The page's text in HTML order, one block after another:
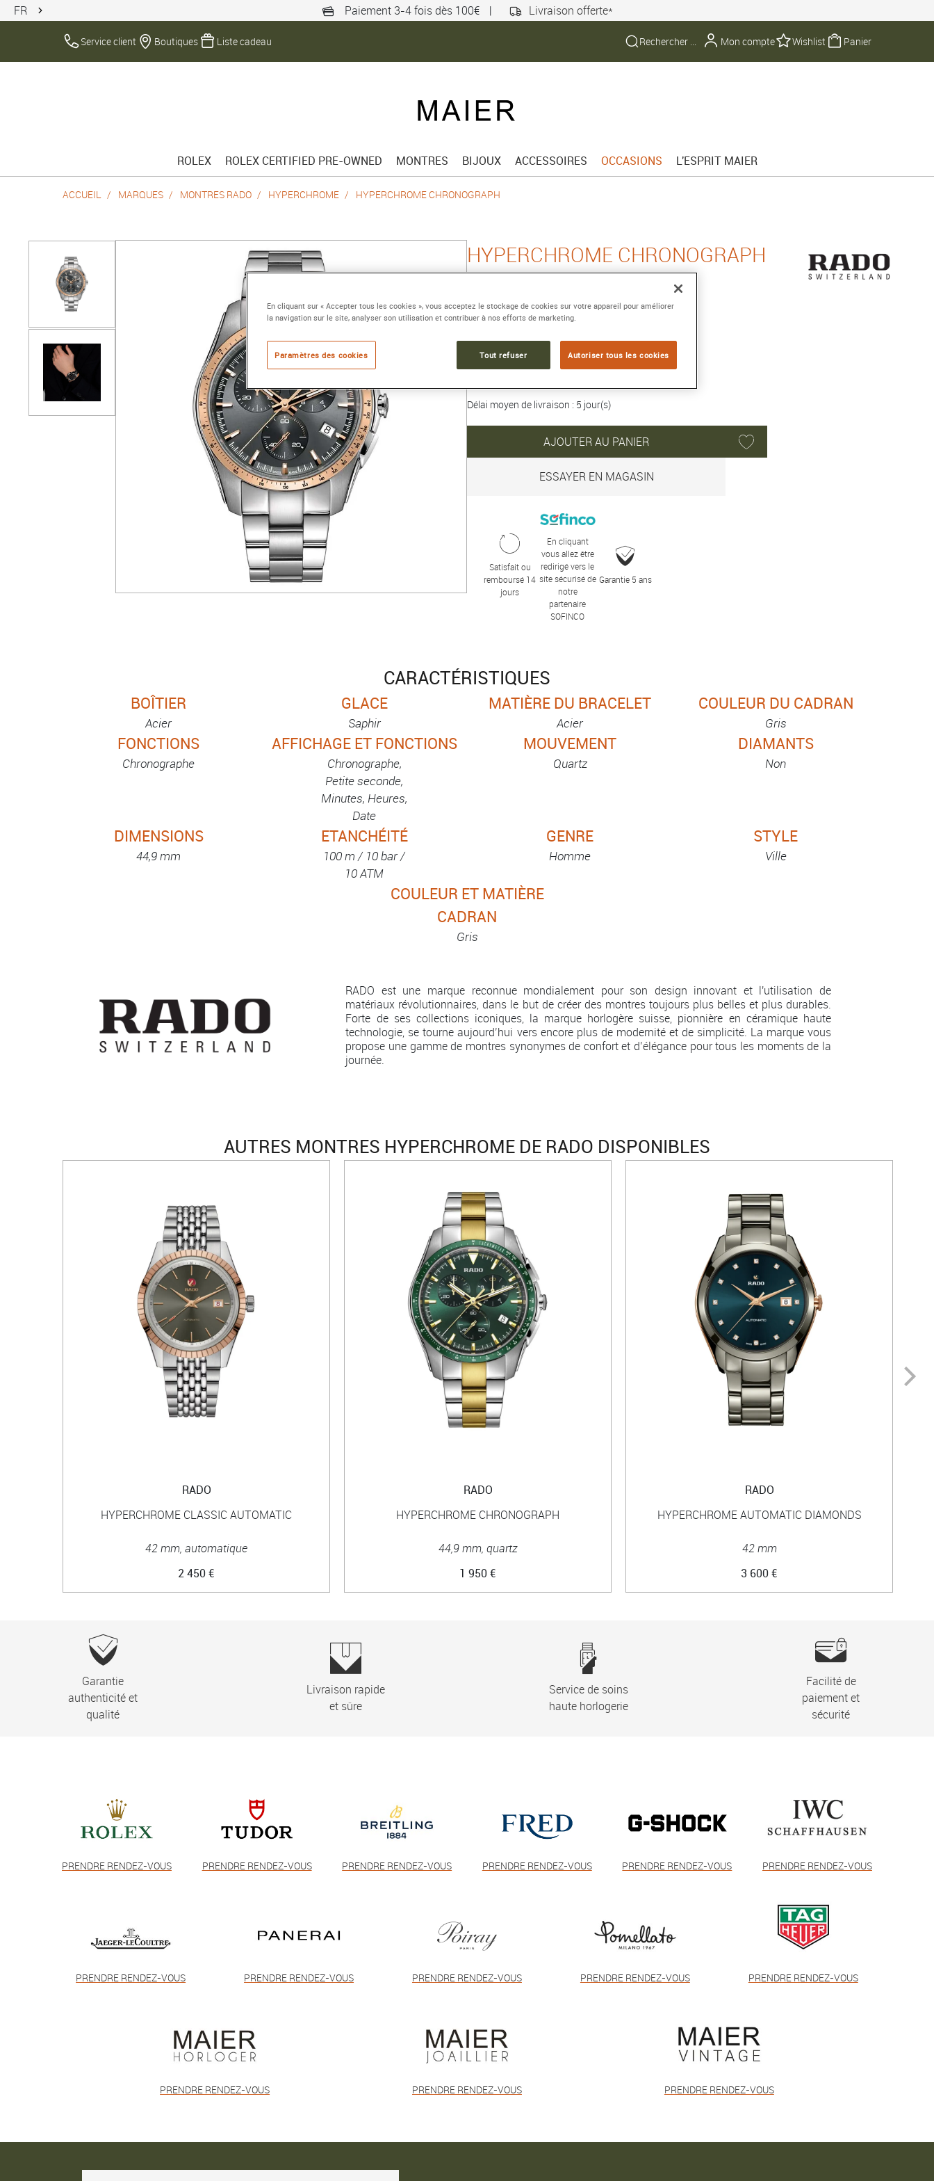
FR Paiement 3-4 fois dès 100€ | Livraison offerte*
Service client Boutiques Liste cadeau Mon compte Wishlist Panier
ROLEX ROLEX CERTIFIED PRE-OWNED MONTRES BIJOUX ACCESSOIRES OCCASIONS L'ESPRIT MAIER
ACCUEIL MARQUES MONTRES RADO HYPERCHROME HYPERCHROME CHRONOGRAPH
HYPERCHROME CHRONOGRAPH
Référence :R32259163
Collection :HYPERCHROME
1 950 €
Délai moyen de livraison : 5 jour(s)
AJOUTER AU PANIER
ESSAYER EN MAGASIN
Satisfait ou
remboursé 14
jours
En cliquant
vous allez être
redirigé vers le
site sécurisé de
notre
partenaire
SOFINCO
Garantie 5 ans
CARACTÉRISTIQUES
BOÎTIER
Acier
GLACE
Saphir
MATIÈRE DU BRACELET
Acier
COULEUR DU CADRAN
Gris
FONCTIONS
Chronographe
AFFICHAGE ET FONCTIONS
Chronographe,
Petite seconde,
Minutes, Heures,
Date
MOUVEMENT
Quartz
DIAMANTS
Non
DIMENSIONS
44,9 mm
ETANCHÉITÉ
100 m / 10 bar /
10 ATM
GENRE
Homme
STYLE
Ville
COULEUR ET MATIÈRE
CADRAN
Gris
RADO est une marque reconnue mondialement pour son design innovant et l'utilisation de
matériaux révolutionnaires, dans le but de créer des montres toujours plus belles et plus durables.
Forte de ses collections iconiques, la marque horlogère suisse, pionnière en céramique haute
technologie, se tourne aujourd’hui vers encore plus de modernité et de simplicité. La marque vous
propose une gamme de montres synonymes de confort et d’élégance pour tous les moments de la
journée.
AUTRES MONTRES HYPERCHROME DE RADO DISPONIBLES
RADO
HYPERCHROME CLASSIC AUTOMATIC
42 mm, automatique
2 450 €
RADO
HYPERCHROME CHRONOGRAPH
44,9 mm, quartz
1 950 €
RADO
HYPERCHROME AUTOMATIC DIAMONDS
42 mm
3 600 €
Garantie
authenticité et
qualité
Livraison rapide
et sûre
Service de soins
haute horlogerie
Facilité de
paiement et
sécurité
PRENDRE RENDEZ-VOUS PRENDRE RENDEZ-VOUS PRENDRE RENDEZ-VOUS PRENDRE RENDEZ-VOUS PRENDRE RENDEZ-VOUS PRENDRE RENDEZ-VOUS
PRENDRE RENDEZ-VOUS PRENDRE RENDEZ-VOUS PRENDRE RENDEZ-VOUS PRENDRE RENDEZ-VOUS PRENDRE RENDEZ-VOUS
PRENDRE RENDEZ-VOUS PRENDRE RENDEZ-VOUS PRENDRE RENDEZ-VOUS
En cliquant sur « Accepter tous les cookies », vous acceptez le stockage de cookies sur votre appareil pour améliorer
la navigation sur le site, analyser son utilisation et contribuer à nos efforts de marketing.
Paramètres des cookies Tout refuser Autoriser tous les cookies